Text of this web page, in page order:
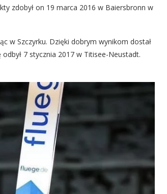
zdobył on 19 marca 2016 w Baiersbronn w
w Szczyrku. Dzięki dobrym wynikom dostał
7 stycznia 2017 w Titisee-Neustadt.